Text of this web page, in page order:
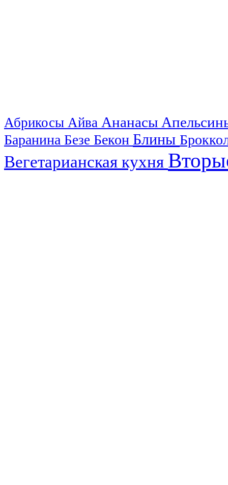
Абрикосы Айва Ананасы
Баранина Безе Бекон Блины
Вегетарианская кухня